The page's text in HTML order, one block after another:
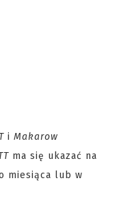
i Makarow
ma się ukazać na
miesiąca lub w